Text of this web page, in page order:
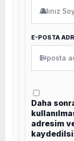
👤
E-POSTA
✉
Daha
adresim